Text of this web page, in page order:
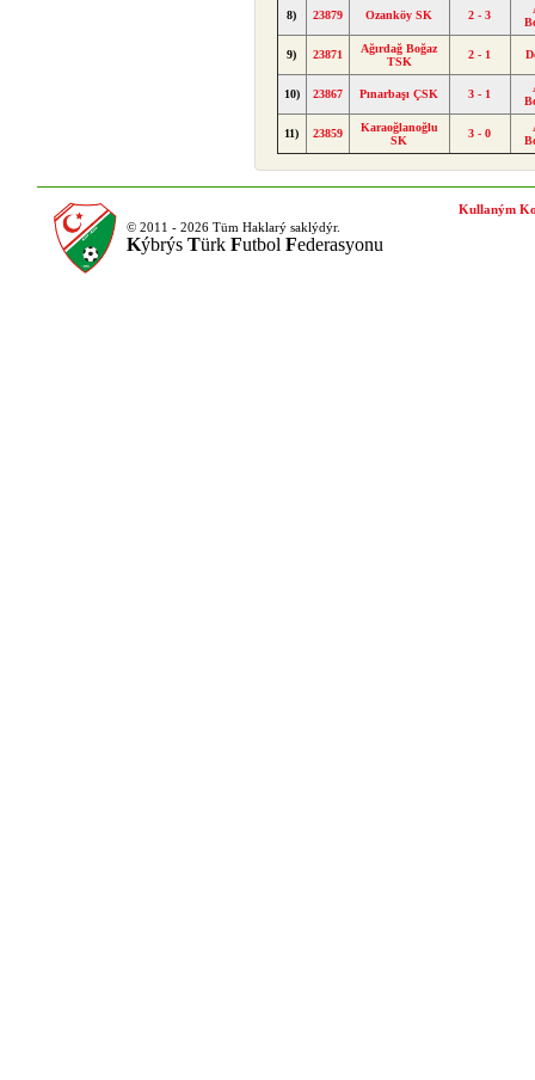
8) 23879 Ozanköy SK 2 - 3
9) 23871
Ağırdağ Boğaz
TSK
2 - 1
10) 23867 Pınarbaşı ÇSK 3 - 1
11) 23859
Karaoğlanoğlu
SK
3 - 0
© 2011 - 2026 Tüm Haklarý saklýdýr.
Kýbrýs Türk Futbol Federasyonu
Kullaným